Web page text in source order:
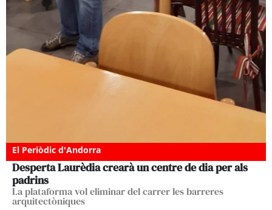
El Periòdic d'Andorra
Desperta Laurèdia crearà un centre de dia per als
padrins
La plataforma vol eliminar del carrer les barreres
arquitectòniques